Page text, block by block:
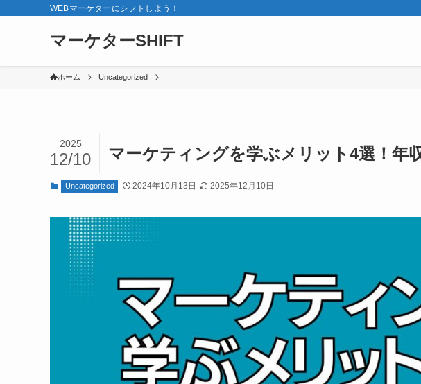
WEBマーケターにシフトしよう！
マーケターSHIFT
ホーム Uncategorized
マーケティングを学ぶメリット4選！年
2025
12/10
Uncategorized 2024年10月13日 2025年12月10日